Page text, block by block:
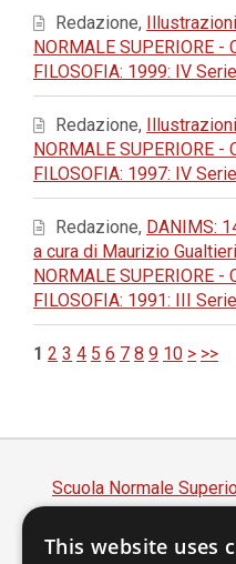
Redazione, Illustrazioni
NORMALE SUPERIORE -
FILOSOFIA: 1999: IV
Redazione, Illustrazioni
NORMALE SUPERIORE -
FILOSOFIA: 1997: IV
Redazione, DANIMS:
a cura di Maurizio Gualtieri
NORMALE SUPERIORE -
FILOSOFIA: 1991: III
1 2 3 4 5 6 7 8 9 10 > >>
Scuola Normale
Piazza dei Cavalieri, 7
Codice fiscale
This website uses